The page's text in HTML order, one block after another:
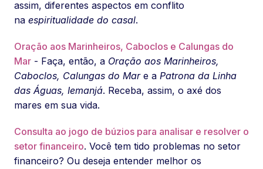
assim, diferentes aspectos em conflito
na espiritualidade do casal.
Oração aos Marinheiros, Caboclos e Calungas do
Mar - Faça, então, a Oração aos Marinheiros,
Caboclos, Calungas do Mare a Patrona da Linha
das Águas, Iemanjá. Receba, assim, o axé dos
mares em sua vida.
Consulta ao jogo de búzios para analisar e resolver o
setor financeiro. Você tem tido problemas no setor
financeiro? Ou deseja entender melhor os